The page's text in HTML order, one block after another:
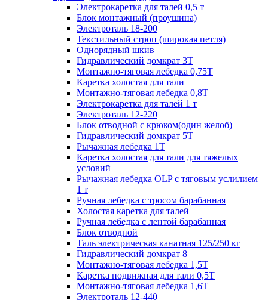
Электрокаретка для талей 0,5 т
Блок монтажный (проушина)
Электроталь 18-200
Текстильный строп (широкая петля)
Однорядный шкив
Гидравлический домкрат 3T
Монтажно-тяговая лебедка 0,75Т
Каретка холостая для тали
Монтажно-тяговая лебедка 0,8Т
Электрокаретка для талей 1 т
Электроталь 12-220
Блок отводной с крюком(один желоб)
Гидравлический домкрат 5T
Рычажная лебедка 1Т
Каретка холостая для тали для тяжелых
условий
Рычажная лебедка OLP с тяговым услилием
1 т
Ручная лебедка с тросом барабанная
Холостая каретка для талей
Ручная лебедка с лентой барабанная
Блок отводной
Таль электрическая канатная 125/250 кг
Гидравлический домкрат 8
Монтажно-тяговая лебедка 1,5Т
Каретка подвижная для тали 0,5Т
Монтажно-тяговая лебедка 1,6Т
Электроталь 12-440